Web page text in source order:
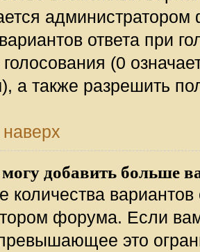
ответа при
(0
а также разрешить
добавить больше
количества вариантов
форума. Если
это